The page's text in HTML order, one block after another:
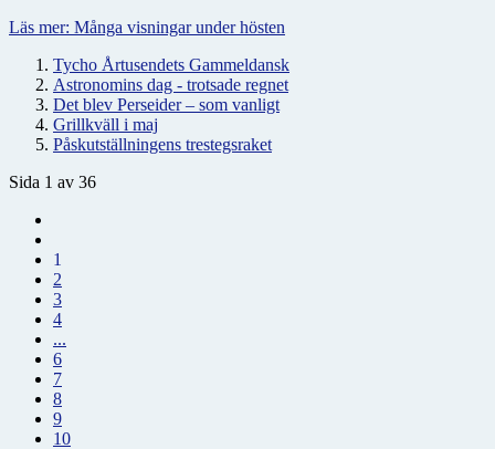
Läs mer: Många visningar under hösten
Tycho Årtusendets Gammeldansk
Astronomins dag - trotsade regnet
Det blev Perseider – som vanligt
Grillkväll i maj
Påskutställningens trestegsraket
Sida 1 av 36
1
2
3
4
...
6
7
8
9
10